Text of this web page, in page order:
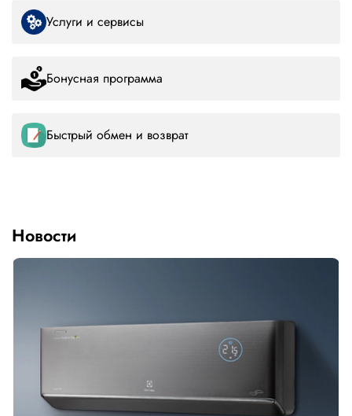
Услуги и сервисы
Бонусная программа
Быстрый обмен и возврат
Новости